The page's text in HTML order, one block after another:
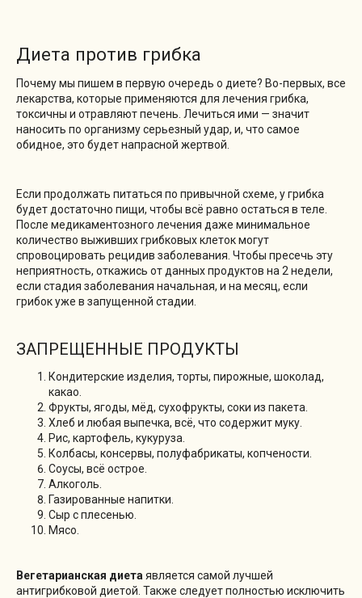
Диета против грибка
Почему мы пишем в первую очередь о диете? Во-первых, все
лекарства, которые применяются для лечения грибка,
токсичны и отравляют печень. Лечиться ими — значит
наносить по организму серьезный удар, и, что самое
обидное, это будет напрасной жертвой.
Если продолжать питаться по привычной схеме, у грибка
будет достаточно пищи, чтобы всё равно остаться в теле.
После медикаментозного лечения даже минимальное
количество выживших грибковых клеток могут
спровоцировать рецидив заболевания. Чтобы пресечь эту
неприятность, откажись от данных продуктов на 2 недели,
если стадия заболевания начальная, и на месяц, если
грибок уже в запущенной стадии.
ЗАПРЕЩЕННЫЕ ПРОДУКТЫ
Кондитерские изделия, торты, пирожные, шоколад,
какао.
Фрукты, ягоды, мёд, сухофрукты, соки из пакета.
Хлеб и любая выпечка, всё, что содержит муку.
Рис, картофель, кукуруза.
Колбасы, консервы, полуфабрикаты, копчености.
Соусы, всё острое.
Алкоголь.
Газированные напитки.
Сыр с плесенью.
Мясо.
Вегетарианская диетаявляется самой лучшей
антигрибковой диетой. Также следует полностью исключить